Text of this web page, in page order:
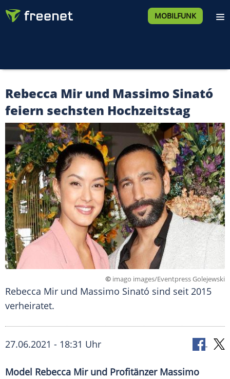
MOBILFUNK
Rebecca Mir und Massimo Sinató
feiern sechsten Hochzeitstag
© imago images/Eventpress Golejewski
Rebecca Mir und Massimo Sinató sind seit 2015
verheiratet.
27.06.2021 - 18:31 Uhr
Model Rebecca Mirund Profitänzer Massimo